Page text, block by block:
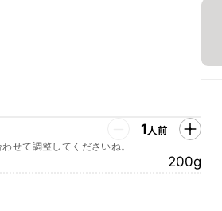
1人前
せて調整してくださいね。
200g